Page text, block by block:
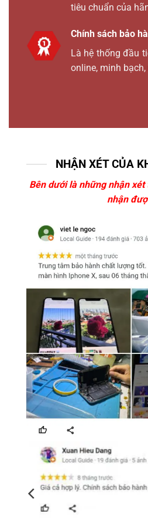
tiêu chuẩn của
Chính sách bảo
Là hệ thống đầu
online, minh bạch,
NHẬN XÉT CỦA
Bên dưới là những nhận
nhận